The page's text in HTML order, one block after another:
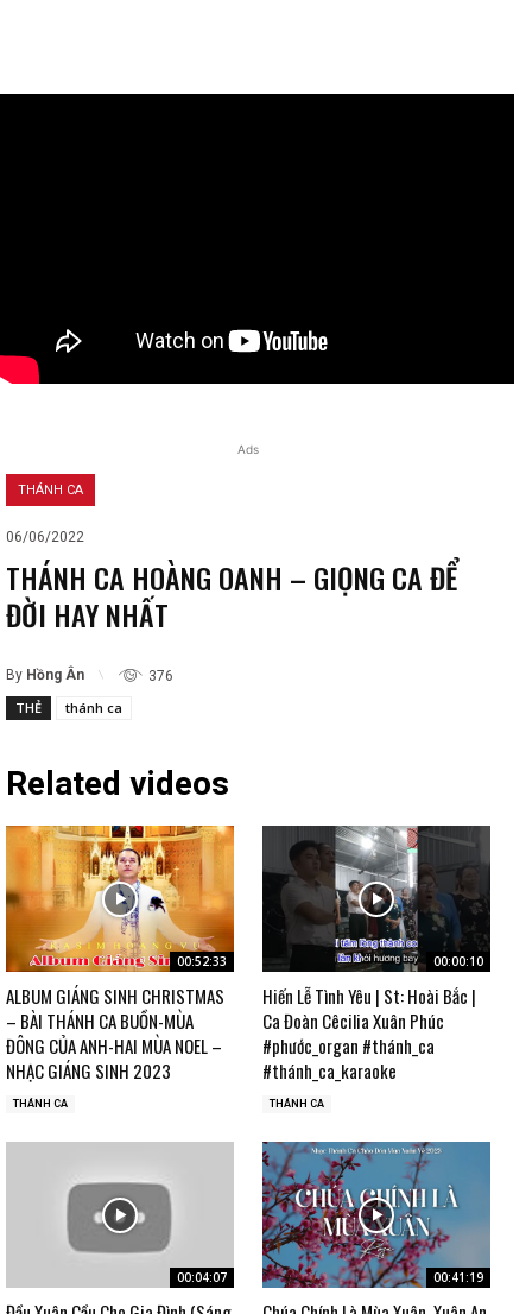
Ads
THÁNH CA
06/06/2022
THÁNH CA HOÀNG OANH – GIỌNG CA ĐỂ
ĐỜI HAY NHẤT
By Hồng Ân 376
THẺ thánh ca
Related videos
00:52:33
ALBUM GIÁNG SINH CHRISTMAS
– BÀI THÁNH CA BUỒN-MÙA
ĐÔNG CỦA ANH-HAI MÙA NOEL –
NHẠC GIÁNG SINH 2023
THÁNH CA
00:00:10
Hiến Lễ Tình Yêu | St: Hoài Bắc |
Ca Đoàn Cêcilia Xuân Phúc
#phước_organ #thánh_ca
#thánh_ca_karaoke
THÁNH CA
00:04:07 00:41:19